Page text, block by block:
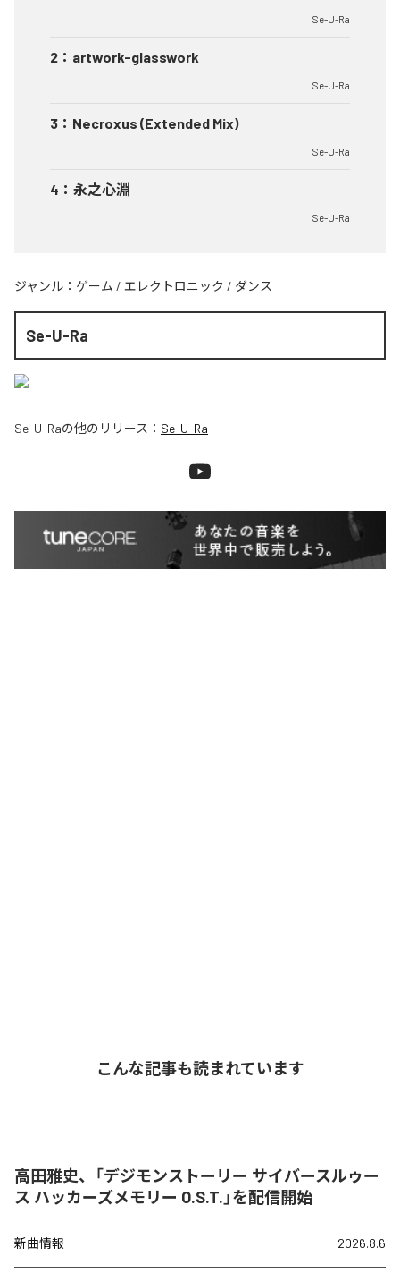
Se-U-Ra
2 ： artwork-glasswork
Se-U-Ra
3 ： Necroxus (Extended Mix)
Se-U-Ra
4 ： 永之心淵
Se-U-Ra
ジャンル： ゲーム / エレクトロニック / ダンス
Se-U-Ra
Se-U-Raの他のリリース： Se-U-Ra
こんな記事も読まれています
高田雅史、「デジモンストーリー サイバースルゥー
ス ハッカーズメモリー O.S.T.」を配信開始
新曲情報 2026.8.6